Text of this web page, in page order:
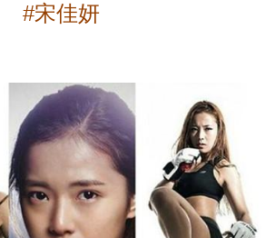
#宋佳妍